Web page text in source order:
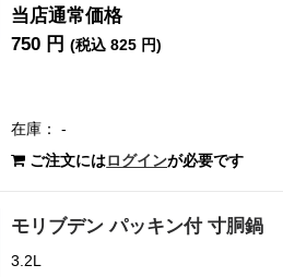
当店通常価格
750 円(税込 825 円)
在庫： -
ご注文にはログインが必要です
モリブデン パッキン付 寸胴鍋
3.2L